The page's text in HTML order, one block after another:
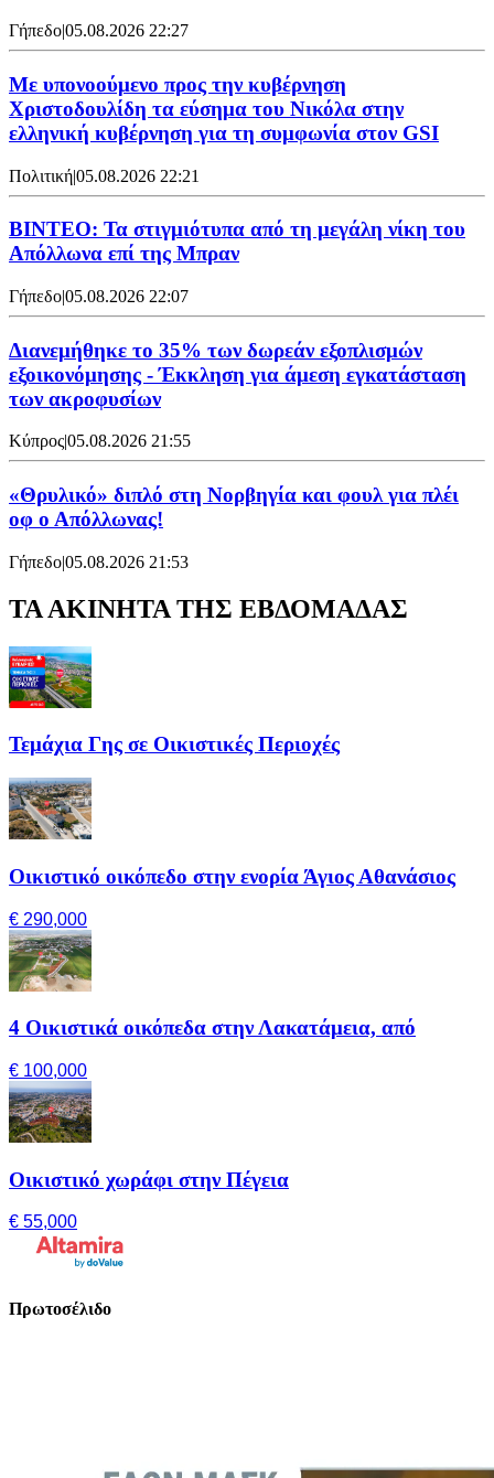
Γήπεδο|05.08.2026 22:27
Με υπονοούμενο προς την κυβέρνηση
Χριστοδουλίδη τα εύσημα του Νικόλα στην
ελληνική κυβέρνηση για τη συμφωνία στον GSI
Πολιτική|05.08.2026 22:21
ΒΙΝΤΕΟ: Τα στιγμιότυπα από τη μεγάλη νίκη του
Απόλλωνα επί της Μπραν
Γήπεδο|05.08.2026 22:07
Διανεμήθηκε το 35% των δωρεάν εξοπλισμών
εξοικονόμησης - Έκκληση για άμεση εγκατάσταση
των ακροφυσίων
Κύπρος|05.08.2026 21:55
«Θρυλικό» διπλό στη Νορβηγία και φουλ για πλέι
οφ ο Απόλλωνας!
Γήπεδο|05.08.2026 21:53
ΤΑ ΑΚΙΝΗΤΑ ΤΗΣ ΕΒΔΟΜΑΔΑΣ
Τεμάχια Γης σε Οικιστικές Περιοχές
Οικιστικό οικόπεδο στην ενορία Άγιος Αθανάσιος
€ 290,000
4 Οικιστικά οικόπεδα στην Λακατάμεια, από
€ 100,000
Οικιστικό χωράφι στην Πέγεια
€ 55,000
Πρωτοσέλιδο